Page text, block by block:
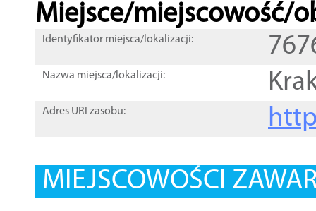
Miejsce/miejscowość/
Identyfikator miejsca/lokalizacji:
Nazwa miejsca/lokalizacji:
Adres URI zasobu:
MIEJSCOWOŚCI